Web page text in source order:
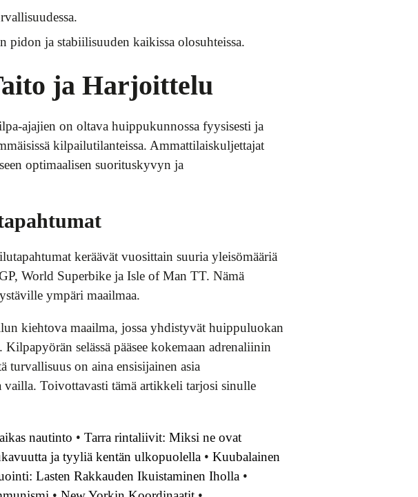
pidon ja stabiilisuuden kaikissa olosuhteissa.
ja Harjoittelu
ajajien on oltava huippukunnossa fyysisesti ja
kilpailutilanteissa. Ammattilaiskuljettajat
optimaalisen suorituskyvyn ja
keräävät vuosittain suuria yleisömääriä
World Superbike ja Isle of Man TT. Nämä
ympäri maailmaa.
kiehtova maailma, jossa yhdistyvät huippuluokan
selässä pääsee kokemaan adrenaliinin
turvallisuus on aina ensisijainen asia
vailla. Toivottavasti tämä artikkeli tarjosi sinulle
nautinto • Tarra rintaliivit: Miksi ne ovat
ja tyyliä kentän ulkopuolella • Kuubalainen
Lasten Rakkauden Ikuistaminen Iholla •